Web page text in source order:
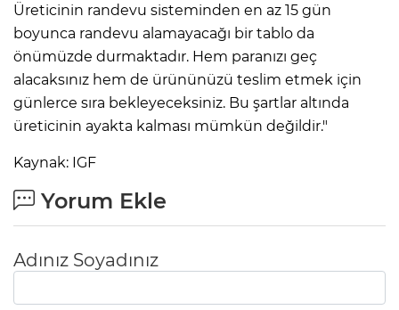
Üreticinin randevu sisteminden en az 15 gün
boyunca randevu alamayacağı bir tablo da
önümüzde durmaktadır. Hem paranızı geç
alacaksınız hem de ürününüzü teslim etmek için
günlerce sıra bekleyeceksiniz. Bu şartlar altında
üreticinin ayakta kalması mümkün değildir."
Kaynak: IGF
Yorum Ekle
Adınız Soyadınız